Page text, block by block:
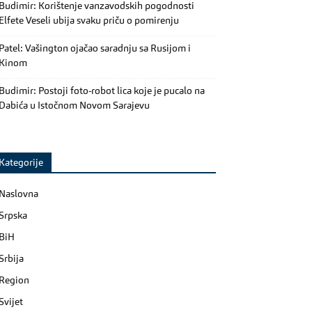
Korištenje vanzavodskih pogodnosti
Veseli ubija svaku priču o pomirenju
Vašington ojačao saradnju sa Rusijom i
Postoji foto-robot lica koje je pucalo na
u Istočnom Novom Sarajevu